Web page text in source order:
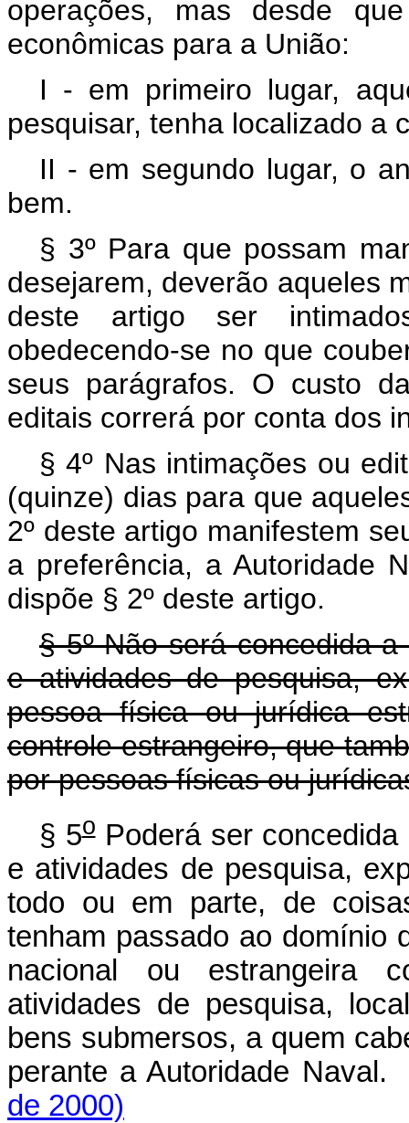
operações, mas desde
econômicas para a União:
I - em primeiro lugar,
pesquisar, tenha localizado a
II - em segundo lugar, o
bem.
§ 3º Para que possam
desejarem, deverão aqueles
deste artigo ser
obedecendo-se no que
seus parágrafos. O custo
editais correrá por conta dos
§ 4º Nas intimações ou
(quinze) dias para que
2º deste artigo manifestem
a preferência, a Autoridade
dispõe § 2º deste artigo.
§ 5º Não será concedida
e atividades de pesquisa,
pessoa física ou jurídica
controle estrangeiro, que
por pessoas físicas ou
§ 5oPoderá ser concedida
e atividades de pesquisa,
todo ou em parte, de
tenham passado ao domínio
nacional ou estrangeira
atividades de pesquisa,
bens submersos, a quem
perante a Autoridade
de 2000)